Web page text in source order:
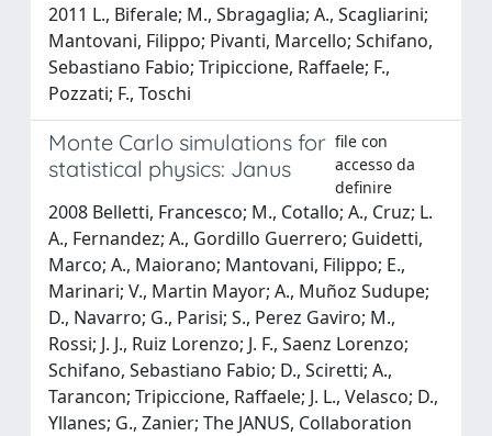
2011 L., Biferale; M., Sbragaglia; A., Scagliarini;
Mantovani, Filippo; Pivanti, Marcello; Schifano,
Sebastiano Fabio; Tripiccione, Raffaele; F.,
Pozzati; F., Toschi
Monte Carlo simulations for
statistical physics: Janus
file con
accesso da
definire
2008 Belletti, Francesco; M., Cotallo; A., Cruz; L.
A., Fernandez; A., Gordillo Guerrero; Guidetti,
Marco; A., Maiorano; Mantovani, Filippo; E.,
Marinari; V., Martin Mayor; A., Muñoz Sudupe;
D., Navarro; G., Parisi; S., Perez Gaviro; M.,
Rossi; J. J., Ruiz Lorenzo; J. F., Saenz Lorenzo;
Schifano, Sebastiano Fabio; D., Sciretti; A.,
Tarancon; Tripiccione, Raffaele; J. L., Velasco; D.,
Yllanes; G., Zanier; The JANUS, Collaboration